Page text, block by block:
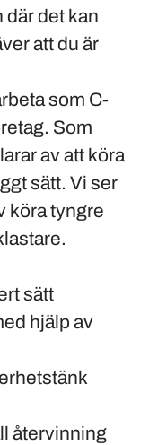
det kan
att du är
som C-
Som
av att köra
sätt. Vi ser
köra tyngre
sätt
hjälp av
återvinning